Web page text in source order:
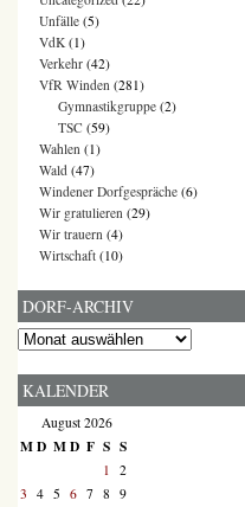
Unfälle (5)
VdK (1)
Verkehr (42)
VfR Winden (281)
Gymnastikgruppe (2)
TSC (59)
Wahlen (1)
Wald (47)
Windener Dorfgespräche (6)
Wir gratulieren (29)
Wir trauern (4)
Wirtschaft (10)
DORF-ARCHIV
Dorf-
KALENDER
August 2026
MD MD F S S
1 2
3 4 5 6 7 8 9